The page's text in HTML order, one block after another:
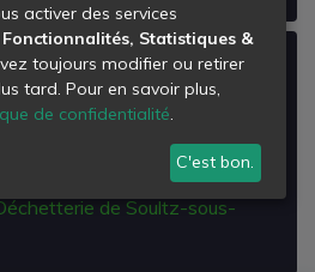
sous-forets
de Soultz-sous-
activer des services
Fonctionnalités, Statistiques &
toujours modifier ou retirer
tard. Pour en savoir plus,
de confidentialité.
C'est bon.